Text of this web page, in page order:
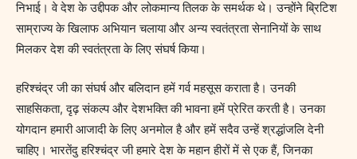
निभाई। वे देश के उद्दीपक और लोकमान्य तिलक के समर्थक थे। उन्होंने ब्रिटिश
साम्राज्य के खिलाफ अभियान चलाया और अन्य स्वतंत्रता सेनानियों के साथ
मिलकर देश की स्वतंत्रता के लिए संघर्ष किया।
हरिश्चंद्र जी का संघर्ष और बलिदान हमें गर्व महसूस कराता है। उनकी
साहसिकता, दृढ़ संकल्प और देशभक्ति की भावना हमें प्रेरित करती है। उनका
योगदान हमारी आजादी के लिए अनमोल है और हमें सदैव उन्हें श्रद्धांजलि देनी
चाहिए। भारतेंदु हरिश्चंद्र जी हमारे देश के महान हीरों में से एक हैं, जिनका